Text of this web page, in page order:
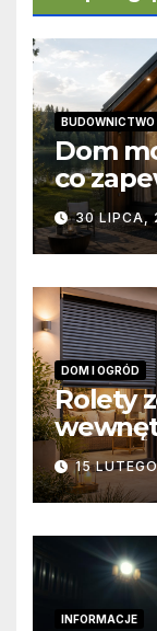
BUDOWNICTWO
Dom
co
domów
30 LIPCA,
DOM I OGRÓD
Rolety
różnice
15
INFORMACJE